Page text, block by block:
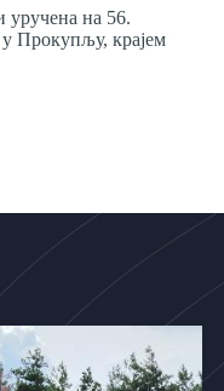
уручена на 56.
Прокупљу, крајем